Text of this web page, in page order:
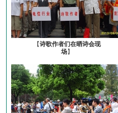
【诗歌作者们在晒诗会现
场】